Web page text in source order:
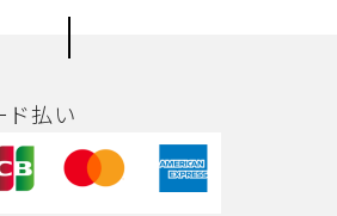
ド払い